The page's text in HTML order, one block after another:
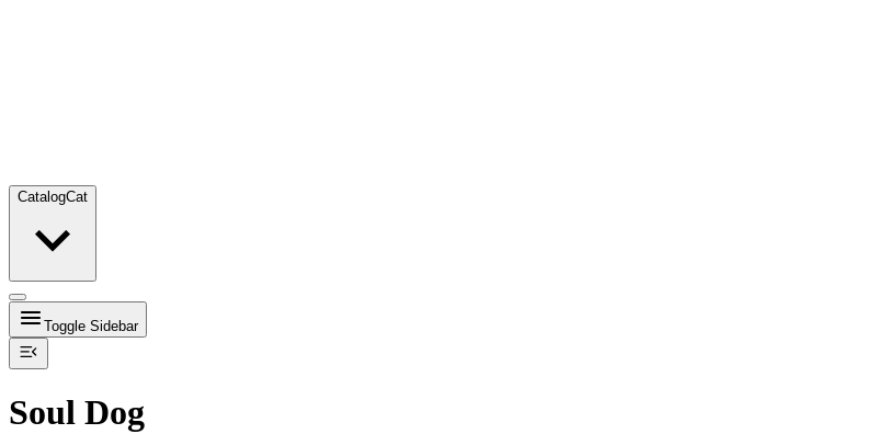
CatalogCat
Toggle Sidebar
Soul Dog